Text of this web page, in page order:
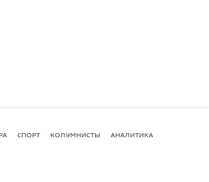
СПОРТ КОЛУМНИСТЫ АНАЛИТИКА